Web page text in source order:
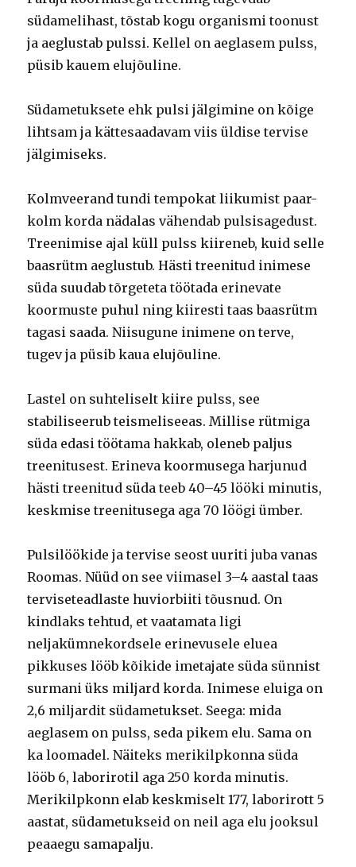
südamelihast, tõstab kogu organismi toonust
ja aeglustab pulssi. Kellel on aeglasem pulss,
püsib kauem elujõuline.
Südametuksete ehk pulsi jälgimine on kõige
lihtsam ja kättesaadavam viis üldise tervise
jälgimiseks.
Kolmveerand tundi tempokat liikumist paar-
kolm korda nädalas vähendab pulsisagedust.
Treenimise ajal küll pulss kiireneb, kuid selle
baasrütm aeglustub. Hästi treenitud inimese
süda suudab tõrgeteta töötada erinevate
koormuste puhul ning kiiresti taas baasrütm
tagasi saada. Niisugune inimene on terve,
tugev ja püsib kaua elujõuline.
Lastel on suhteliselt kiire pulss, see
stabiliseerub teismeliseeas. Millise rütmiga
süda edasi töötama hakkab, oleneb paljus
treenitusest. Erineva koormusega harjunud
hästi treenitud süda teeb 40–45 lööki minutis,
keskmise treenitusega aga 70 löögi ümber.
Pulsilöökide ja tervise seost uuriti juba vanas
Roomas. Nüüd on see viimasel 3–4 aastal taas
terviseteadlaste huviorbiiti tõusnud. On
kindlaks tehtud, et vaatamata ligi
neljakümnekordsele erinevusele eluea
pikkuses lööb kõikide imetajate süda sünnist
surmani üks miljard korda. Inimese eluiga on
2,6 miljardit südametukset. Seega: mida
aeglasem on pulss, seda pikem elu. Sama on
ka loomadel. Näiteks merikilpkonna süda
lööb 6, laborirotil aga 250 korda minutis.
Merikilpkonn elab keskmiselt 177, laborirott 5
aastat, südametukseid on neil aga elu jooksul
peaaegu samapalju.